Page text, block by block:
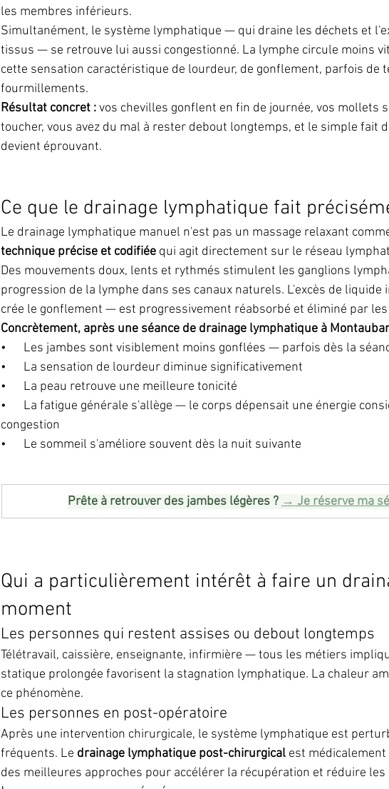
les membres inférieurs.
Simultanément, le système lymphatique — qui draine les déchets et
tissus — se retrouve lui aussi congestionné. La lymphe circule moins
cette sensation caractéristique de lourdeur, de gonflement, parfois de
fourmillements.
Résultat concret : vos chevilles gonflent en fin de journée, vos mollets
toucher, vous avez du mal à rester debout longtemps, et le simple fait
devient éprouvant.
Ce que le drainage lymphatique fait
Le drainage lymphatique manuel n'est pas un massage relaxant
technique précise et codifiée qui agit directement sur le réseau
Des mouvements doux, lents et rythmés stimulent les ganglions
progression de la lymphe dans ses canaux naturels. L'excès de
crée le gonflement — est progressivement réabsorbé et éliminé par
Concrètement, après une séance de drainage lymphatique à
•      Les jambes sont visiblement moins gonflées — parfois dès la
•      La sensation de lourdeur diminue significativement
•      La peau retrouve une meilleure tonicité
•      La fatigue générale s'allège — le corps dépensait une énergie
congestion
•      Le sommeil s'améliore souvent dès la nuit suivante
Prête à retrouver des jambes légères ? → Je réserve ma
Qui a particulièrement intérêt à faire un
moment
Les personnes qui restent assises ou debout longtemps
Télétravail, caissière, enseignante, infirmière — tous les métiers
statique prolongée favorisent la stagnation lymphatique. La chaleur
ce phénomène.
Les personnes en post-opératoire
Après une intervention chirurgicale, le système lymphatique est
fréquents. Le drainage lymphatique post-chirurgical est
des meilleures approches pour accélérer la récupération et réduire